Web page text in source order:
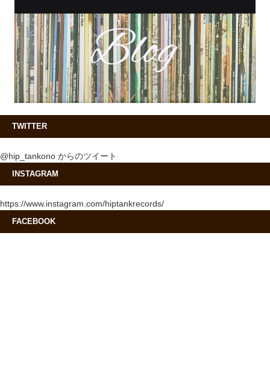
TWITTER
@hip_tankono からのツイート
INSTAGRAM
https://www.instagram.com/hiptankrecords/
FACEBOOK